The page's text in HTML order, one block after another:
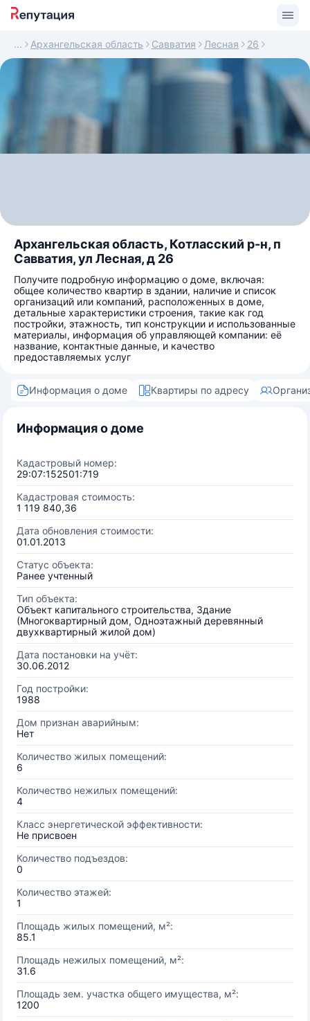
Архангельская область Савватия Лесная 26
Архангельская область, Котласский р-н, п
Савватия, ул Лесная, д 26
Получите подробную информацию о доме, включая:
общее количество квартир в здании, наличие и список
организаций или компаний, расположенных в доме,
детальные характеристики строения, такие как год
постройки, этажность, тип конструкции и использованные
материалы, информация об управляющей компании: её
название, контактные данные, и качество
предоставляемых услуг
Информация о доме Квартиры по адресу
Информация о доме
Кадастровый номер:
29:07:152501:719
Кадастровая стоимость:
1 119 840,36
Дата обновления стоимости:
01.01.2013
Статус объекта:
Ранее учтенный
Тип объекта:
Объект капитального строительства, Здание
(Многоквартирный дом, Одноэтажный деревянный
двухквартирный жилой дом)
Дата постановки на учёт:
30.06.2012
Год постройки:
1988
Дом признан аварийным:
Нет
Количество жилых помещений:
6
Количество нежилых помещений:
4
Класс энергетической эффективности:
Не присвоен
Количество подъездов:
0
Количество этажей:
1
Площадь жилых помещений, м²:
85.1
Площадь нежилых помещений, м²:
31.6
Площадь зем. участка общего имущества, м²:
1200